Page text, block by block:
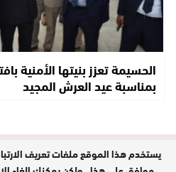
الحسيمة تعزز بنيتها الأمنية
بمناسبة عيد العرش المجيد
مدير النشر : حفيظة الدليمي / جميع
الحقوق محفوظة © 2026
يستخدم هذا الموقع ملفات تعريف